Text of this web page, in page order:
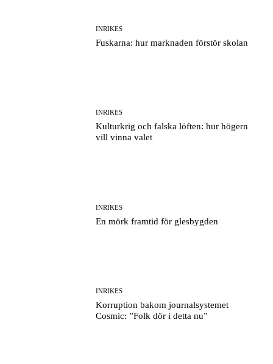
INRIKES
Fuskarna: hur marknaden förstör skolan
INRIKES
Kulturkrig och falska löften: hur högern
vill vinna valet
INRIKES
En mörk framtid för glesbygden
INRIKES
Korruption bakom journalsystemet
Cosmic: ”Folk dör i detta nu”